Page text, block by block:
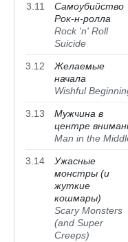
3.11
Самоубийство
Рок-н-ролла
Rock 'n' Roll
Suicide
3.12
Желаемые
начала
Wishful
3.13
Мужчина в
центре
Man in the
3.14
Ужасные
монстры (и
жуткие
кошмары)
Scary Monsters
(and Super
Creeps)